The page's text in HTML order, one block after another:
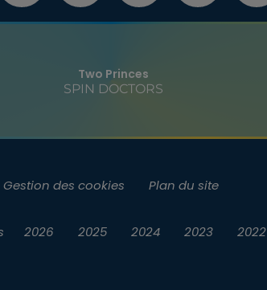
Two Princes
SPIN DOCTORS
Gestion des cookies Plan du site
2026 2025 2024 2023 2022